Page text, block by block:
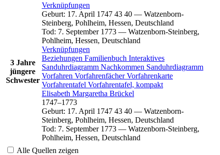
3 Jahre
jüngere
Schwester
Verknüpfungen
Geburt: 17. April 1747 43 40 — Watzenborn-
Steinberg, Pohlheim, Hessen, Deutschland
Tod: 7. September 1773 — Watzenborn-Steinberg,
Pohlheim, Hessen, Deutschland
Verknüpfungen
Beziehungen Familienbuch Interaktives
Sanduhrdiagramm Nachkommen Sanduhrdiagramm
Vorfahren VorfahrenfächerVorfahrenkarte
Vorfahrentafel Vorfahrentafel, kompakt
Elisabeth Margaretha Brückel
1747–1773
Geburt: 17. April 1747 43 40 — Watzenborn-
Steinberg, Pohlheim, Hessen, Deutschland
Tod: 7. September 1773 — Watzenborn-Steinberg,
Pohlheim, Hessen, Deutschland
Alle Quellen zeigen